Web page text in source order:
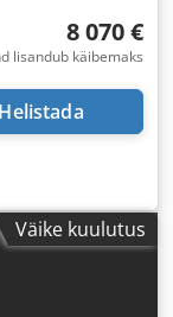
8 070 €
lisandub käibemaks
Helistada
Väike kuulutus